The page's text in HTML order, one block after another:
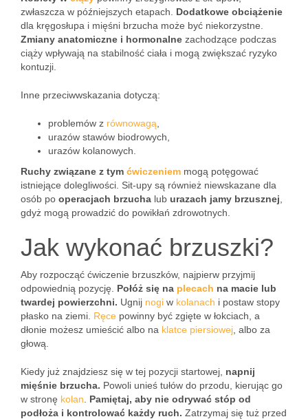
zwłaszcza w późniejszych etapach. Dodatkowe obciążenie
dla kręgosłupa i mięśni brzucha może być niekorzystne.
Zmiany anatomiczne i hormonalne zachodzące podczas
ciąży wpływają na stabilność ciała i mogą zwiększać ryzyko
kontuzji.
Inne przeciwwskazania dotyczą:
problemów z równowagą
urazów stawów biodrowych,
urazów kolanowych.
Ruchy związane z tym ćwiczeniem mogą potęgować
istniejące dolegliwości. Sit-upy są również niewskazane dla
osób po operacjach brzucha lub urazach jamy brzusznej
gdyż mogą prowadzić do powikłań zdrowotnych.
Jak wykonać brzuszki?
Aby rozpocząć ćwiczenie brzuszków, najpierw przyjmij
odpowiednią pozycję. Połóż się na plecach na macie lub
twardej powierzchni. Ugnij nogi w kolanach i postaw stopy
płasko na ziemi. Ręce powinny być zgięte w łokciach, a
dłonie możesz umieścić albo na klatce piersiowej , albo za
głową.
Kiedy już znajdziesz się w tej pozycji startowej, napnij
mięśnie brzucha. Powoli unieś tułów do przodu, kierując go
w stronę kolan
Pamiętaj, aby nie odrywać stóp od
podłoża i kontrolować każdy ruch. Zatrzymaj się tuż przed